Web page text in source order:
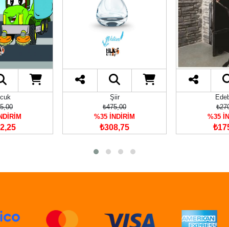
Şiir
₺475,00
%35 İNDİRİM
₺308,75
%35